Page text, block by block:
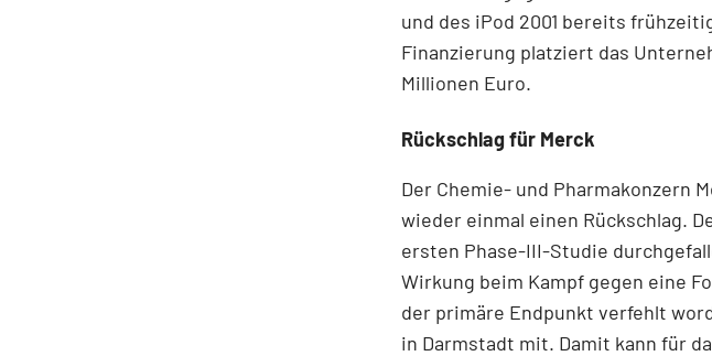
und des iPod 2001 bereits
Finanzierung platziert das
Millionen Euro.
Rückschlag für Merck
Der Chemie- und Pharmakonzern
wieder einmal einen Rückschlag.
ersten Phase-III-Studie
Wirkung beim Kampf gegen eine
der primäre Endpunkt verfehlt
in Darmstadt mit. Damit kann für